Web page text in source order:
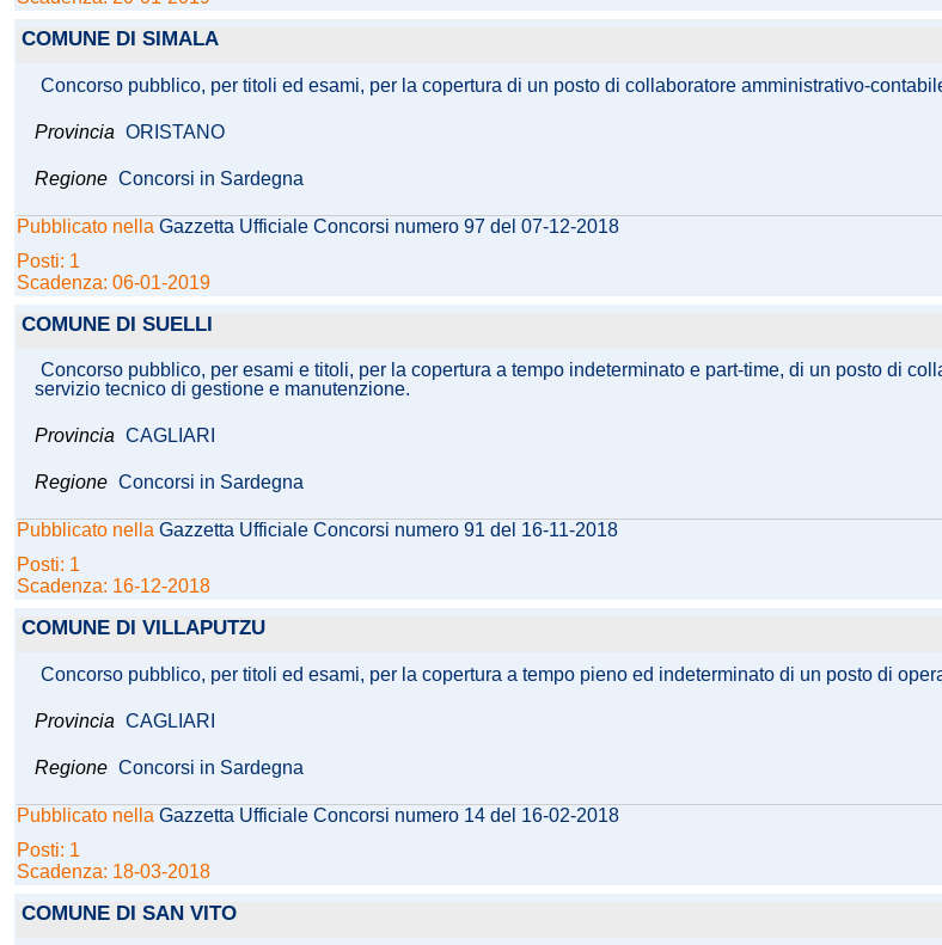
COMUNE DI SIMALA
Concorso pubblico, per titoli ed esami, per la copertura di un posto di collaboratore amministrativo-
Provincia ORISTANO
Regione Concorsi in Sardegna
Pubblicato nella Gazzetta Ufficiale Concorsi numero 97 del 07-12-2018
Posti: 1
Scadenza: 06-01-2019
COMUNE DI SUELLI
Concorso pubblico, per esami e titoli, per la copertura a tempo indeterminato e part-time, di un posto di
servizio tecnico di gestione e manutenzione.
Provincia CAGLIARI
Regione Concorsi in Sardegna
Pubblicato nella Gazzetta Ufficiale Concorsi numero 91 del 16-11-2018
Posti: 1
Scadenza: 16-12-2018
COMUNE DI VILLAPUTZU
Concorso pubblico, per titoli ed esami, per la copertura a tempo pieno ed indeterminato di un posto di
Provincia CAGLIARI
Regione Concorsi in Sardegna
Pubblicato nella Gazzetta Ufficiale Concorsi numero 14 del 16-02-2018
Posti: 1
Scadenza: 18-03-2018
COMUNE DI SAN VITO